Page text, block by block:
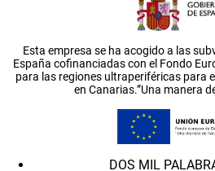
Esta empresa se ha acogido a las
España cofinanciadas con el Fondo
para las regiones ultraperiféricas para
en Canarias.”Una manera
DOS MIL